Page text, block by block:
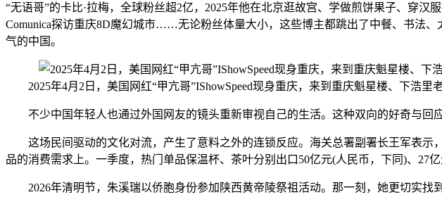
“无语哥”的卡比·拉梅，全球粉丝超2亿，2025年他在北京逛故宫、学做煎饼果子、穿
Comunica探访重庆8D魔幻城市……无论粉丝体量大小，这些博主都跳出了中餐、书法
气的中国。
2025年4月2日，美国网红“甲亢哥”IShowSpeed现身重庆，来到重庆魁星楼、下浩里
不少中国年轻人也通过外国网友的镜头重新审视自己的生活。这种双向的好奇与回应
这场民间驱动的文化对流，产生了意料之外的连锁反应。海关总署副署长王军表示
品的消费需求上。一季度，热门单品保温杯、茶叶分别出口50亿元(人民币，下同)、27
2026年清明节，朱溪瑞以侨胞身份参加陕西黄帝陵祭祖活动。那一刻，她更切实找